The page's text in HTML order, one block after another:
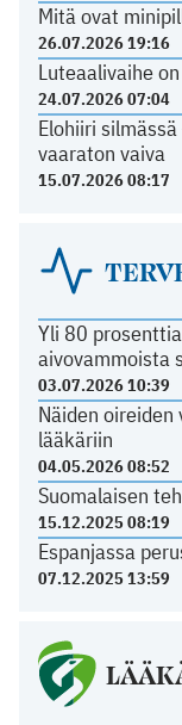
Mitä ovat
26.07.2026 19:16
Luteaalivaihe
24.07.2026 07:04
Elohiiri
vaaraton vaiva
15.07.2026 08:17
Yli 80
aivovammoista
03.07.2026 10:39
Näiden
lääkäriin
04.05.2026 08:52
Suomalaisen
15.12.2025 08:19
Espanjassa
07.12.2025 13:59